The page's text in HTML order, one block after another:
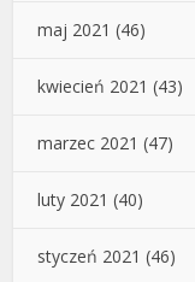
maj 2021 (46)
kwiecień 2021 (43)
marzec 2021 (47)
luty 2021 (40)
styczeń 2021 (46)